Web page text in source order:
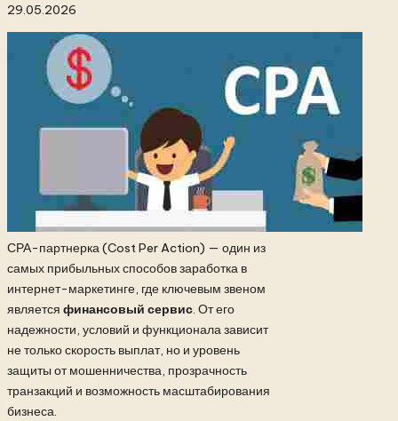
29.05.2026
СРА-партнерка (Cost Per Action) — один из
самых прибыльных способов заработка в
интернет-маркетинге, где ключевым звеном
является финансовый сервис. От его
надежности, условий и функционала зависит
не только скорость выплат, но и уровень
защиты от мошенничества, прозрачность
транзакций и возможность масштабирования
бизнеса.